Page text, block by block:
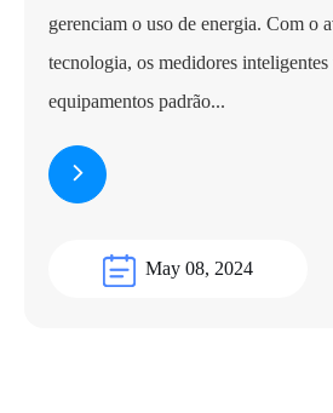
gerenciam o uso de energia. Com o
tecnologia, os medidores inteligentes
equipamentos padrão...
May 08, 2024